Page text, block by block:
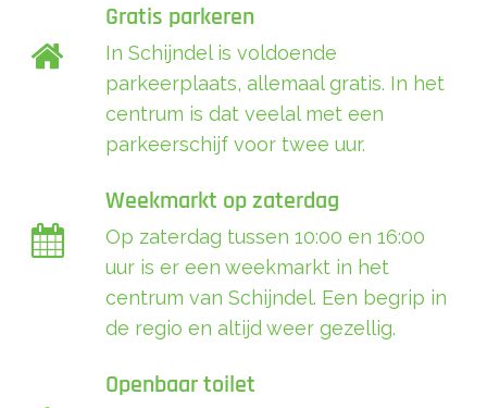
Gratis parkeren
In Schijndel is voldoende
parkeerplaats, allemaal gratis. In het
centrum is dat veelal met een
parkeerschijf voor twee uur.
Weekmarkt op zaterdag
Op zaterdag tussen 10:00 en 16:00
uur is er een weekmarkt in het
centrum van Schijndel. Een begrip in
de regio en altijd weer gezellig.
Openbaar toilet